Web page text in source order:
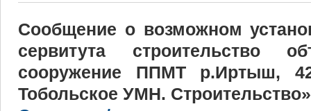
Сообщение о возможном
сервитута строительство
сооружение ППМТ р.Иртыш,
Тобольское УМН. Строительство»